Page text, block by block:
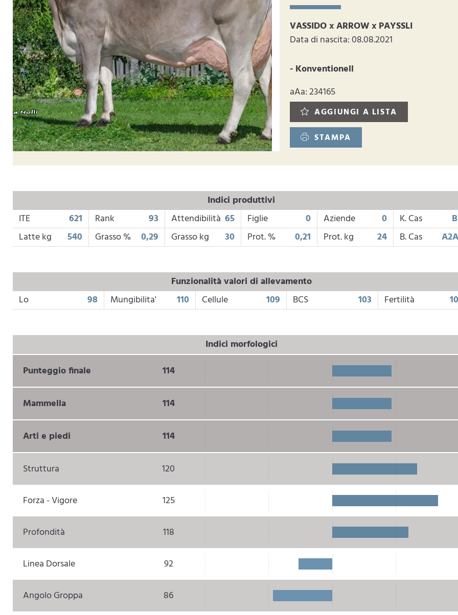
VASSIDO x ARROW x PAYSSLI
Data di nascita: 08.08.2021
- Konventionell
aAa: 234165
AGGIUNGI A LISTA
STAMPA
Indici produttivi
ITE
621 Rank 93 Attendibilità 65 Figlie 0 Aziende 0 K. Cas
Latte kg
540 Grasso % 0,29 Grasso kg 30 Prot. % 0,21 Prot. kg 24 B. Cas
Funzionalità valori di allevamento
Lo
98 Mungibilita' 110 Cellule 109 BCS 103 Fertilità
Indici morfologici
Punteggio finale
114
Mammella 114
Arti e piedi 114
Struttura 120
Forza - Vigore 125
Profondità 118
Linea Dorsale 92
Angolo Groppa 86